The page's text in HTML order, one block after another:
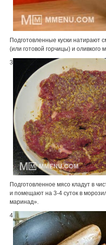
Подготовленные куски натирают
(или готовой горчицы) и оливкого
3
Подготовленное мясо кладут в
и помещают на 3-4 суток в
маринад».
4